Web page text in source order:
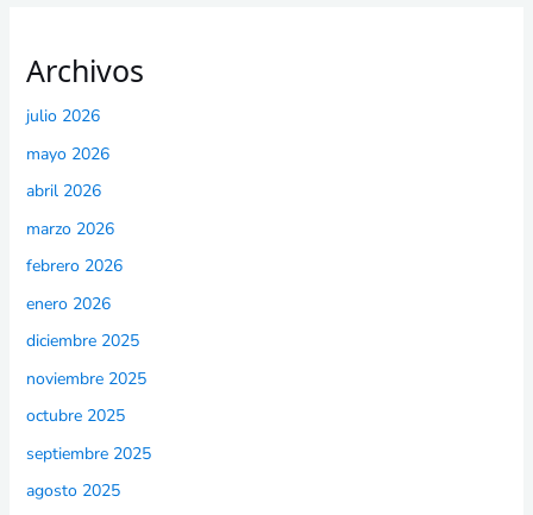
Archivos
julio 2026
mayo 2026
abril 2026
marzo 2026
febrero 2026
enero 2026
diciembre 2025
noviembre 2025
octubre 2025
septiembre 2025
agosto 2025